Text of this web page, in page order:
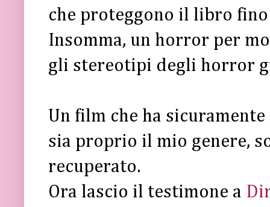
che proteggono il libro
Insomma, un horror per
gli stereotipi degli horror
Un film che ha
sia proprio il mio genere,
recuperato.
Ora lascio il testimone a